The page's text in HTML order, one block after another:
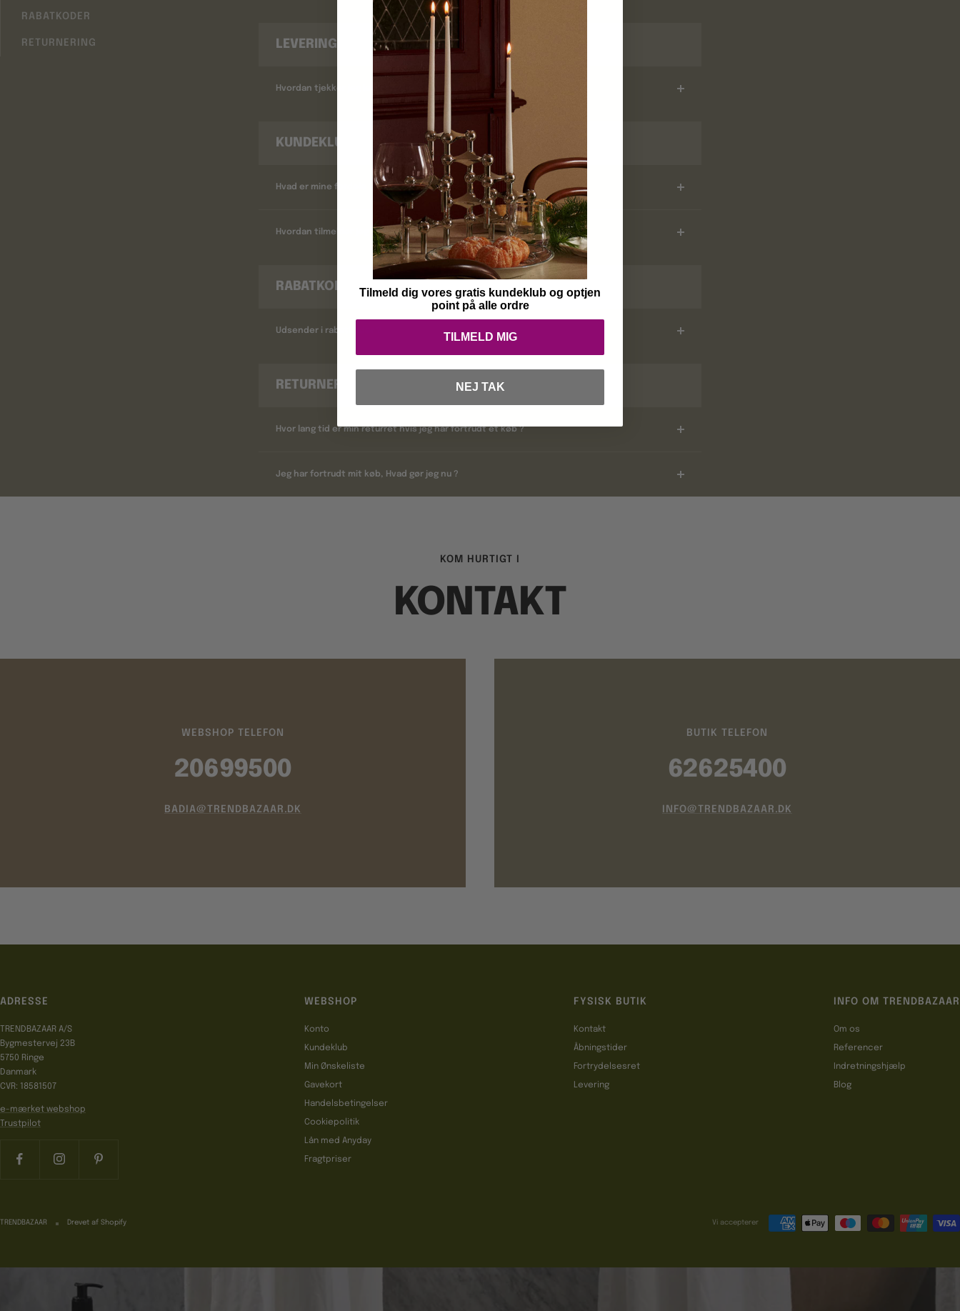
RABATKODER
RETURNERING LEVERINGSTID
Hvordan tjekker jeg leveringstid ?
KUNDEKLUB
Hvad er mine fordele ?
Hvordan tilmelder jeg mig ?
RABATKODER
Udsender i rabatkoder ?
RETURNERING
Hvor lang tid er min returret hvis jeg har fortrudt et køb ?
Jeg har fortrudt mit køb, Hvad gør jeg nu ?
KOM HURTIGT I
KONTAKT
WEBSHOP TELEFON
20699500
BADIA@TRENDBAZAAR.DK
BUTIK TELEFON
62625400
INFO@TRENDBAZAAR.DK
ADRESSE
TRENDBAZAAR A/S
Bygmestervej 23B
5750 Ringe
Danmark
CVR: 18581507
e-mærket webshop
Trustpilot
WEBSHOP
Konto
Kundeklub
Min Ønskeliste
Gavekort
Handelsbetingelser
Cookiepolitik
Lån med Anyday
Fragtpriser
FYSISK BUTIK
Kontakt
Åbningstider
Fortrydelsesret
Levering
INFO OM TRENDBAZAAR
Om os
Referencer
Indretningshjælp
Blog
TRENDBAZAAR Drevet af Shopify Vi accepterer
Tilmeld dig vores gratis kundeklub og optjen
point på alle ordre
TILMELD MIG
NEJ TAK